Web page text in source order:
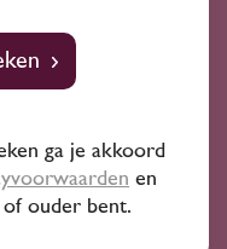
ga je akkoord
en
ouder bent.